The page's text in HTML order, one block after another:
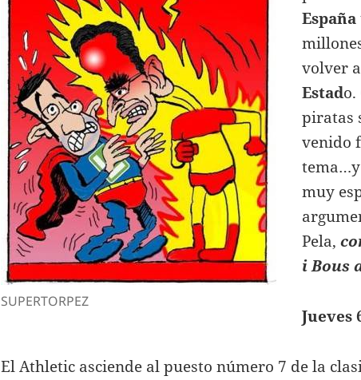
SUPERTORPEZ
España
volver
Estado.
piratas
venido
tema…y
muy
Pela,
i Bous
Jueves
El Athletic asciende al puesto número 7 de la